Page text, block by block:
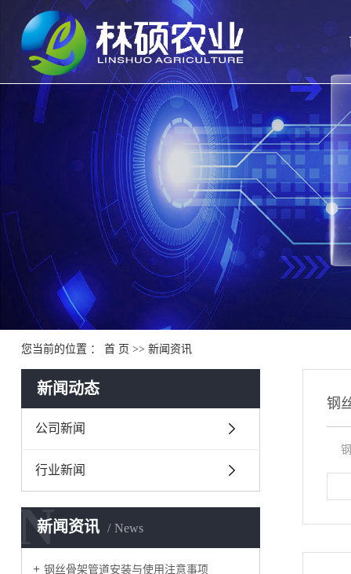
您当前的位置 ： 首 页 >> 新闻资讯
新闻动态
公司新闻
行业新闻
新闻资讯 News
N
钢丝骨架管道安装与使用注意事项
钢
钢